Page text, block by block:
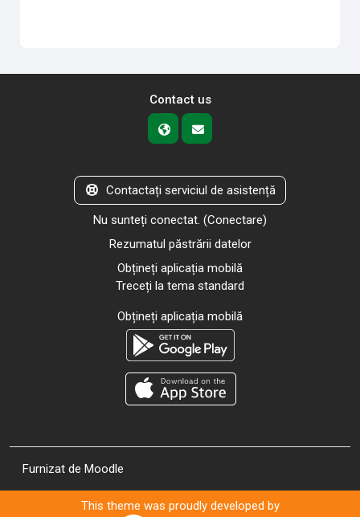
Contact us
Contactați serviciul de asistență
Nu sunteți conectat. (Conectare)
Rezumatul păstrării datelor
Obțineți aplicația mobilă
Treceți la tema standard
Obțineți aplicația mobilă
Furnizat de Moodle
This theme was proudly developed by